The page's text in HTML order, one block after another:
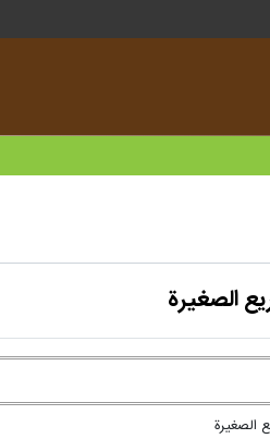
الصغيرة
الصغيرة